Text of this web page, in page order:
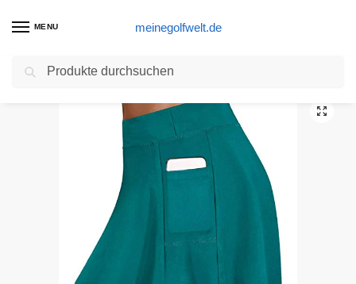
MENU meinegolfwelt.de
Start Golftasche Produkte UNKN Damen Tennisröcke Laufen Yoga Innenshorts Elastische Sport Golf Taschen Röcke Gr. XX-Large, grün